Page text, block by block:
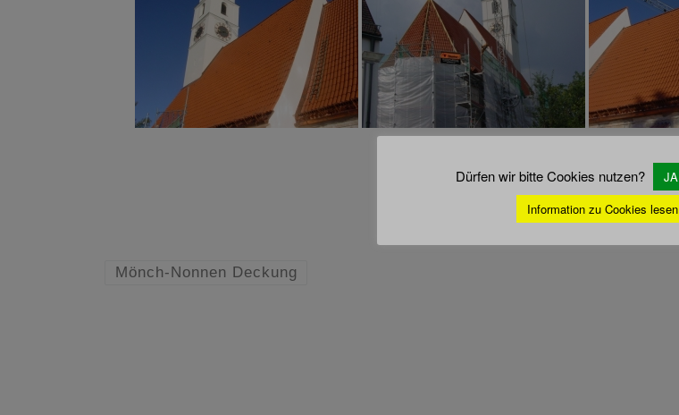
Mönch-Nonnen Deckung
Dürfen wir bitte Cookies nutzen? JA
Information zu Cookies lesen